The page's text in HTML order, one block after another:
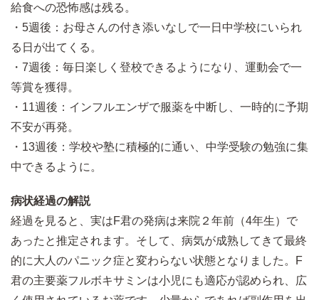
給食への恐怖感は残る。
・5週後：お母さんの付き添いなしで一日中学校にいられ
る日が出てくる。
・7週後：毎日楽しく登校できるようになり、運動会で一
等賞を獲得。
・11週後：インフルエンザで服薬を中断し、一時的に予期
不安が再発。
・13週後：学校や塾に積極的に通い、中学受験の勉強に集
中できるように。
病状経過の解説
経過を見ると、実はF君の発病は来院２年前（4年生）で
あったと推定されます。そして、病気が成熟してきて最終
的に大人のパニック症と変わらない状態となりました。F
君の主要薬フルボキサミンは小児にも適応が認められ、広